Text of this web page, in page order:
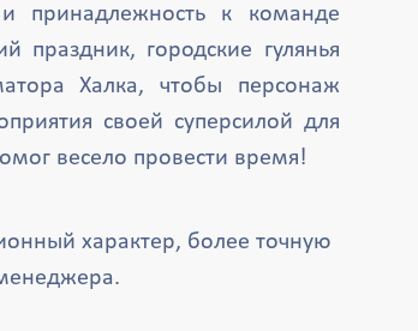
принадлежность к команде
праздник, городские гулянья
Халка, чтобы персонаж
своей суперсилой для
весело провести время!
характер, более точную